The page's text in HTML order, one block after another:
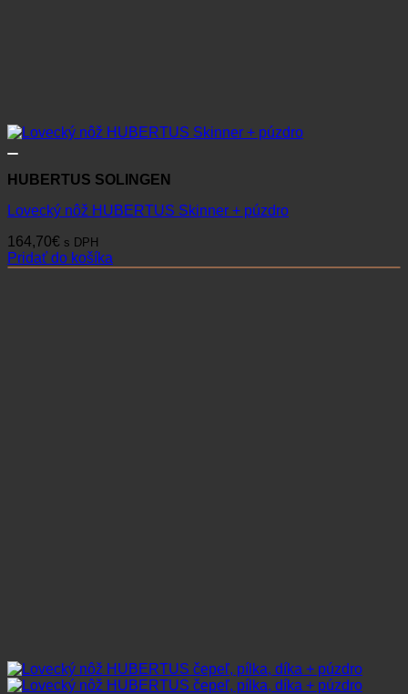
HUBERTUS SOLINGEN
Lovecký nôž HUBERTUS Skinner + púzdro
164,70€ s DPH
Pridať do košíka